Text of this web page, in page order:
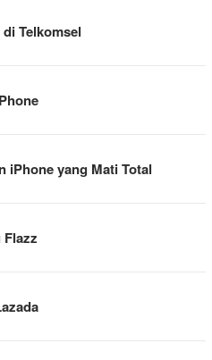
Telkomsel
iPhone yang Mati Total